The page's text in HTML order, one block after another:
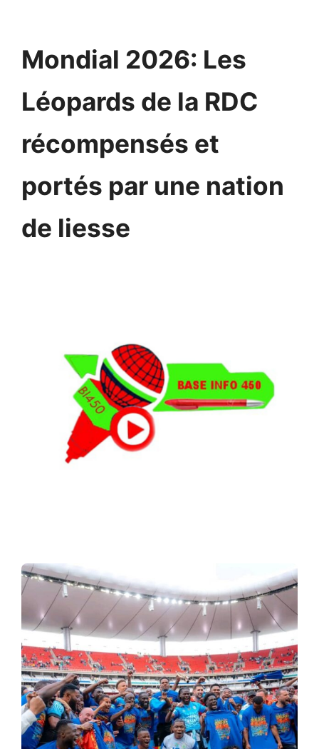
Mondial 2026: Les
Léopards de la RDC
récompensés et
portés par une nation
de liesse